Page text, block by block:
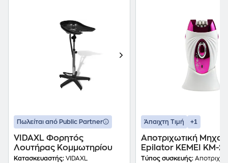
Πωλείται από Public Partner
VIDAXL Φορητός
Λουτήρας Κομμωτηρίου
Κατασκευαστής: VIDAXL
Άπαιχτη Τιμή +1
Αποτριχωτική
Epilator KEMEI KM-
Μωβ
Τύπος συσκευής: